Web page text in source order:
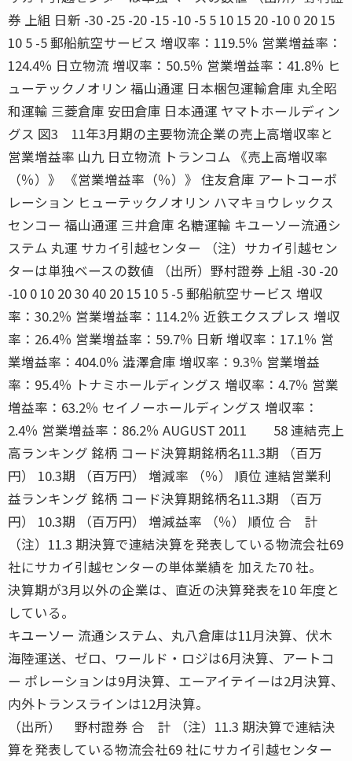
券 上組 日新 -30 -25 -20 -15 -10 -5 5 10 15 20 -10 0 20 15
10 5 -5 郵船航空サービス 増収率：119.5％ 営業増益率：
124.4％ 日立物流 増収率：50.5％ 営業増益率：41.8％ ヒ
ューテックノオリン 福山通運 日本梱包運輸倉庫 丸全昭
和運輸 三菱倉庫 安田倉庫 日本通運 ヤマトホールディン
グス 図3 11年3月期の主要物流企業の売上高増収率と
営業増益率 山九 日立物流 トランコム 《売上高増収率
（％）》 《営業増益率（％）》 住友倉庫 アートコーポ
レーション ヒューテックノオリン ハマキョウレックス
センコー 福山通運 三井倉庫 名糖運輸 キユーソー流通シ
ステム 丸運 サカイ引越センター （注）サカイ引越セン
ターは単独ベースの数値 （出所）野村證券 上組 -30 -20
-10 0 10 20 30 40 20 15 10 5 -5 郵船航空サービス 増収
率：30.2％ 営業増益率：114.2％ 近鉄エクスプレス 増収
率：26.4％ 営業増益率：59.7％ 日新 増収率：17.1％ 営
業増益率：404.0％ 澁澤倉庫 増収率：9.3％ 営業増益
率：95.4％ トナミホールディングス 増収率：4.7％ 営業
増益率：63.2％ セイノーホールディングス 増収率：
2.4％ 営業増益率：86.2％ AUGUST 2011 58 連結売上
高ランキング 銘柄 コード決算期銘柄名11.3期 （百万
円） 10.3期 （百万円） 増減率 （％） 順位 連結営業利
益ランキング 銘柄 コード決算期銘柄名11.3期 （百万
円） 10.3期 （百万円） 増減益率 （％） 順位 合 計
（注）11.3 期決算で連結決算を発表している物流会社69
社にサカイ引越センターの単体業績を 加えた70 社。
決算期が3月以外の企業は、直近の決算発表を10 年度と
している。
キユーソー 流通システム、丸八倉庫は11月決算、伏木
海陸運送、ゼロ、ワールド・ロジは6月決算、アートコ
ー ポレーションは9月決算、エーアイテイーは2月決算、
内外トランスラインは12月決算。
（出所） 野村證券 合 計 （注）11.3 期決算で連結決
算を発表している物流会社69 社にサカイ引越センター